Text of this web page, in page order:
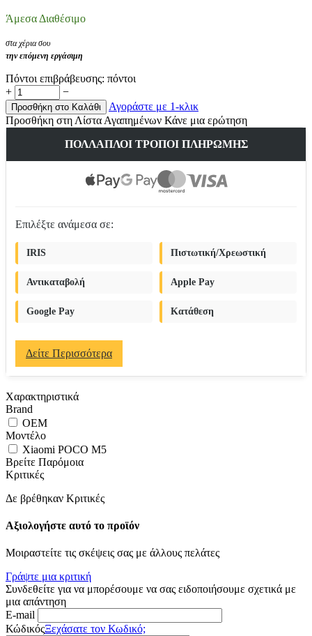
Άμεσα Διαθέσιμο
στα χέρια σου
την επόμενη εργάσιμη
Πόντοι επιβράβευσης: πόντοι
+
−
Προσθήκη στο Καλάθι
Αγοράστε με 1-κλικ
Προσθήκη στη Λίστα Αγαπημένων Κάνε μια ερώτηση
ΠΟΛΛΑΠΛΟΊ ΤΡΌΠΟΙ ΠΛΗΡΩΜΉΣ
Επιλέξτε ανάμεσα σε:
IRIS Πιστωτική/Χρεωστική
Αντικαταβολή Apple Pay
Google Pay Κατάθεση
Δείτε Περισσότερα
Χαρακτηριστικά
Brand
OEM
Μοντέλο
Xiaomi POCO M5
Βρείτε Παρόμοια
Κριτικές
Δε βρέθηκαν Κριτικές
Αξιολογήστε αυτό το προϊόν
Μοιραστείτε τις σκέψεις σας με άλλους πελάτες
Γράψτε μια κριτική
Συνδεθείτε για να μπορέσουμε να σας ειδοποιήσουμε σχετικά με
μια απάντηση
E-mail
ΚώδικόςΞεχάσατε τον Κωδικό;